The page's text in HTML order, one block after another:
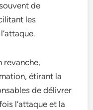
de
les
revanche,
étirant la
de délivrer
l’attaque et la